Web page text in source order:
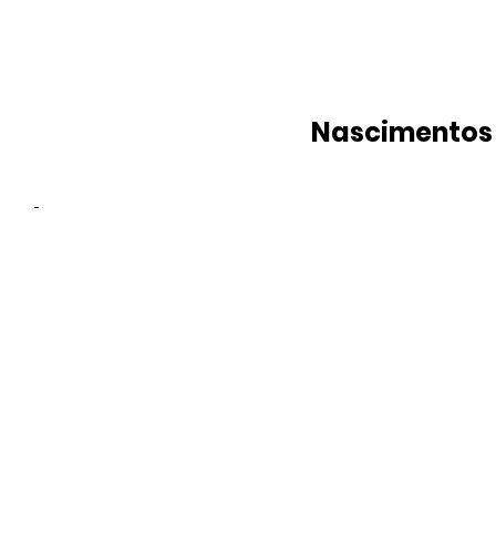
Nascimentos
-